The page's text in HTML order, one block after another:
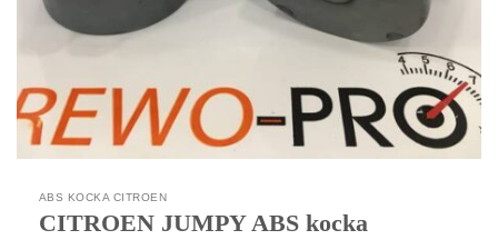
ABS KOCKA CITROEN
CITROEN JUMPY ABS kocka